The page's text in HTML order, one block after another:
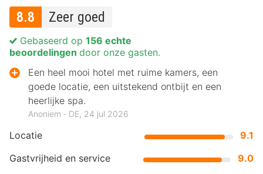
8.8 Zeer goed
Locatie
9.1
Gastvrijheid en service
9.0
Gebaseerd op 156 echte
beoordelingen door onze gasten.
Een heel mooi hotel met ruime kamers, een
goede locatie, een uitstekend ontbijt en een
heerlijke spa.
Anoniem ‐ DE, 24 jul 2026